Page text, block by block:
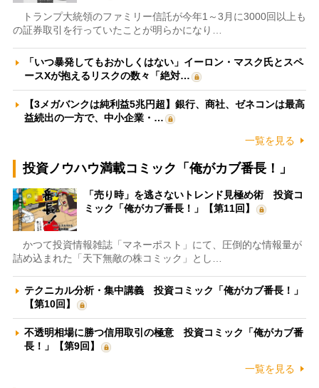
トランプ大統領のファミリー信託が今年1～3月に3000回以上も
の証券取引を行っていたことが明らかになり…
「いつ暴発してもおかしくはない」イーロン・マスク氏とスペ
ースXが抱えるリスクの数々「絶対…
【3メガバンクは純利益5兆円超】銀行、商社、ゼネコンは最高
益続出の一方で、中小企業・…
一覧を見る
投資ノウハウ満載コミック「俺がカブ番長！」
「売り時」を逃さないトレンド見極め術 投資コ
ミック「俺がカブ番長！」【第11回】
かつて投資情報雑誌「マネーポスト」にて、圧倒的な情報量が
詰め込まれた「天下無敵の株コミック」とし…
テクニカル分析・集中講義 投資コミック「俺がカブ番長！」
【第10回】
不透明相場に勝つ信用取引の極意 投資コミック「俺がカブ番
長！」【第9回】
一覧を見る